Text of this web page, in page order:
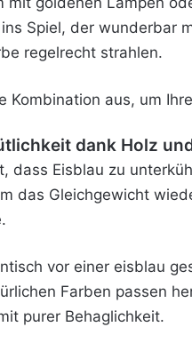
Spiel, der wunderbar
regelrecht strahlen.
Kombination aus, um
dank Holz
dass Eisblau zu
das Gleichgewicht
vor einer eisblau
Farben passen
purer Behaglichkeit.